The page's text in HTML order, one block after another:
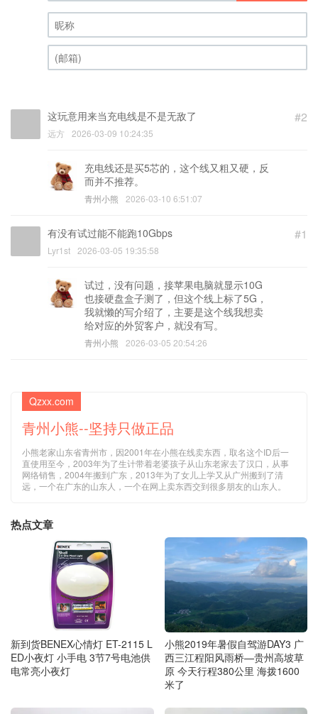
昵称 (必填)
#2
这玩意用来当充电线是不是无敌了
远方 2026-03-09 10:24:35
充电线还是买5芯的，这个线又粗又硬，反
而并不推荐。
青州小熊 2026-03-10 6:51:07
#1
有没有试过能不能跑10Gbps
Lyr1st 2026-03-05 19:35:58
试过，没有问题，接苹果电脑就显示10G
也接硬盘盒子测了，但这个线上标了5G，
我就懒的写介绍了，主要是这个线我想卖
给对应的外贸客户，就没有写。
青州小熊 2026-03-05 20:54:26
Qzxx.com
青州小熊--坚持只做正品
小熊老家山东省青州市，因2001年在小熊在线卖东西，取名这个ID后一
直使用至今，2003年为了生计带着老婆孩子从山东老家去了汉口，从事
网络销售，2004年搬到广东，2013年为了女儿上学又从广州搬到了清
远，一个在广东的山东人，一个在网上卖东西交到很多朋友的山东人。
热点文章
新到货BENEX心情灯 ET-2115 L
ED小夜灯 小手电 3节7号电池供
电常亮小夜灯
小熊2019年暑假自驾游DAY3 广
西三江程阳风雨桥—贵州高坡草
原 今天行程380公里 海拨1600
米了